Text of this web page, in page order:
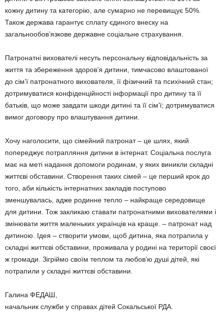
кожну дитину та категорію, але сумарно не перевищує 50%.
Також держава гарантує сплату єдиного внеску на
загальнообов’язкове державне соціальне страхування.
Патронатні вихователі несуть персональну відповідальність за
життя та збереження здоров’я ди­тини, тимчасово влаштованої
до сім’ї патронатного вихователя, її фізичний та психічний стан;
дотри­муватися конфіденційності інфор­мації про дитину та її
батьків, що може завдати шкоди дитині та її сім’ї; дотримуватися
вимог дого­вору про влаштування дитини.
Хочу наголосити, що сімейний патронат – це шлях, який
поперед­жує потрапляння дитини в інтернат. Соціальна послуга
має на меті на­дання допомоги родинам, у яких виникли складні
життєві обставини. Створення таких сімей – це пер­ший крок до
того, аби кількість інтернатних закладів поступово
зменшувалась, адже родинне тепло – найкраще середовище
для дитини. Тож закликаю ставати пат­ронатними вихователями і
зміню­вати життя маленьких українців на краще. – патронат над
дитиною. Ідея – створити умови, щоб дитина, яка потрапила у
складні життєві обставини, проживала у родині на території своєї
ж громади. Зігріймо своїм теплом та любов’ю душі ді­тей, які
потрапили у складні життєві обставини.
Галина ФЕДАШ,
начальник служби у справах дітей Сокальської РДА.